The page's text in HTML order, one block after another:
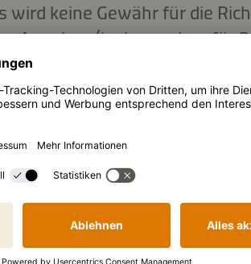
wird keine Gewähr für die
Angaben (insbesondere für
Irrtümer vorbehalten.
Name